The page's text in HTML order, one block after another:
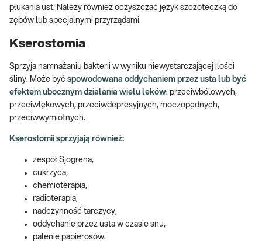
płukania ust. Należy również oczyszczać język szczoteczką do
zębów lub specjalnymi przyrządami.
Kserostomia
Sprzyja namnażaniu bakterii w wyniku niewystarczającej ilości
śliny. Może być spowodowana oddychaniem przez usta lub być
efektem ubocznym działania wielu leków: przeciwbólowych,
przeciwlękowych, przeciwdepresyjnych, moczopędnych,
przeciwwymiotnych.
Kserostomii sprzyjają również:
zespół Sjogrena,
cukrzyca,
chemioterapia,
radioterapia,
nadczynność tarczycy,
oddychanie przez usta w czasie snu,
palenie papierosów.